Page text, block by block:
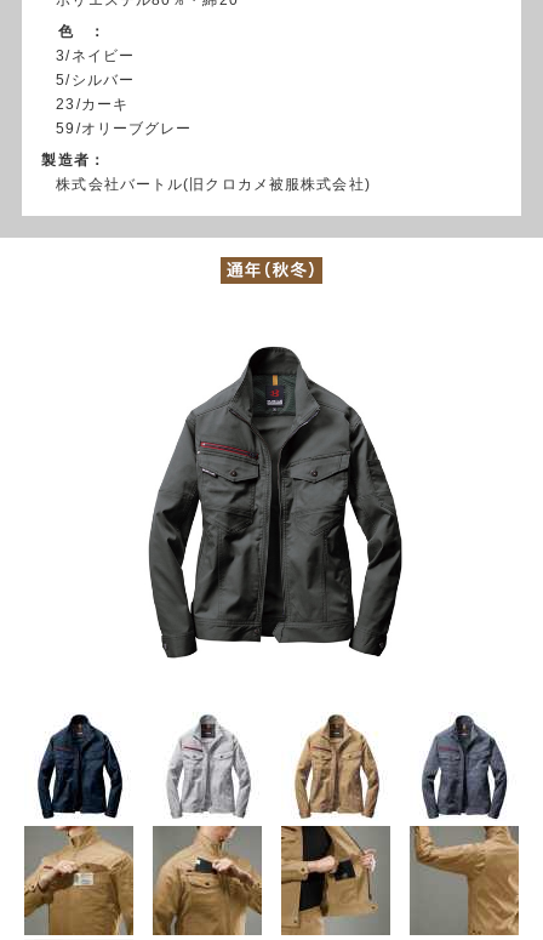
色 ：
3/ネイビー
5/シルバー
23/カーキ
59/オリーブグレー
製造者：
株式会社バートル(旧クロカメ被服株式会社)